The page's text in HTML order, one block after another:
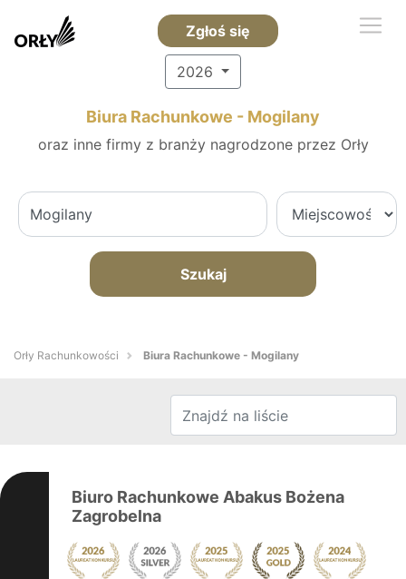
Zgłoś się
2026
Biura Rachunkowe - Mogilany
oraz inne firmy z branży nagrodzone przez Orły
Szukaj
Orły Rachunkowości Biura Rachunkowe - Mogilany
Biuro Rachunkowe Abakus Bożena
Zagrobelna